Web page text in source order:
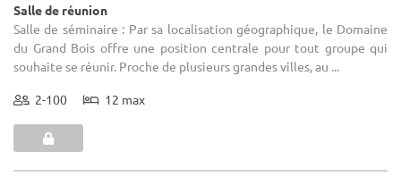
Salle de réunion
Salle de séminaire : Par sa localisation géographique, le Domaine
du Grand Bois offre une position centrale pour tout groupe qui
souhaite se réunir. Proche de plusieurs grandes villes, au ...
2-100 12 max